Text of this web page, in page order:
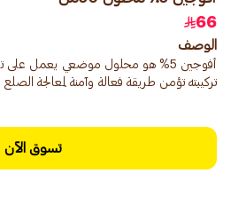
66
الوصف
تركيبته تؤمن طريقة فعالة وآمنة لمعالجة الصلع
تسوق الآن